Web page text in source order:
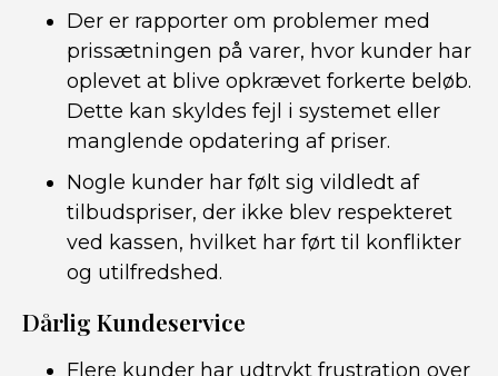
Der er rapporter om problemer med
prissætningen på varer, hvor kunder har
oplevet at blive opkrævet forkerte beløb.
Dette kan skyldes fejl i systemet eller
manglende opdatering af priser.
Nogle kunder har følt sig vildledt af
tilbudspriser, der ikke blev respekteret
ved kassen, hvilket har ført til konflikter
og utilfredshed.
Dårlig Kundeservice
Flere kunder har udtrykt frustration over